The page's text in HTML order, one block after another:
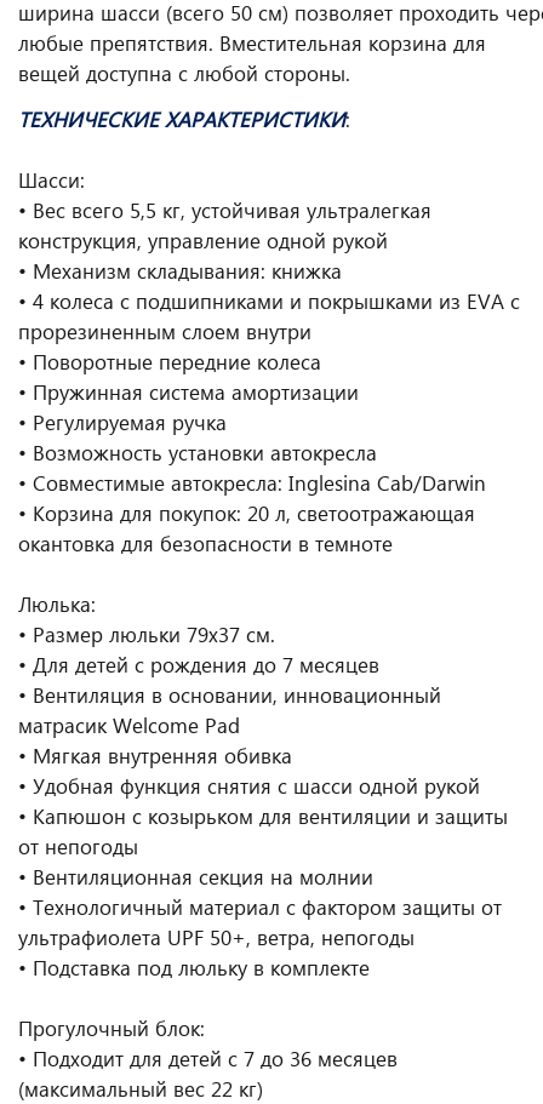
ширина шасси (всего 50 см) позволяет проходить
любые препятствия. Вместительная корзина для
вещей доступна с любой стороны.
ТЕХНИЧЕСКИЕ ХАРАКТЕРИСТИКИ:
Шасси:
• Вес всего 5,5 кг, устойчивая ультралегкая
конструкция, управление одной рукой
• Механизм складывания: книжка
• 4 колеса с подшипниками и покрышками из EVA с
прорезиненным слоем внутри
• Поворотные передние колеса
• Пружинная система амортизации
• Регулируемая ручка
• Возможность установки автокресла
• Совместимые автокресла: Inglesina Cab/Darwin
• Корзина для покупок: 20 л, светоотражающая
окантовка для безопасности в темноте
Люлька:
• Размер люльки 79х37 см.
• Для детей с рождения до 7 месяцев
• Вентиляция в основании, инновационный
матрасик Welcome Pad
• Мягкая внутренняя обивка
• Удобная функция снятия с шасси одной рукой
• Капюшон с козырьком для вентиляции и защиты
от непогоды
• Вентиляционная секция на молнии
• Технологичный материал с фактором защиты от
ультрафиолета UPF 50+, ветра, непогоды
• Подставка под люльку в комплекте
Прогулочный блок:
• Подходит для детей с 7 до 36 месяцев
(максимальный вес 22 кг)